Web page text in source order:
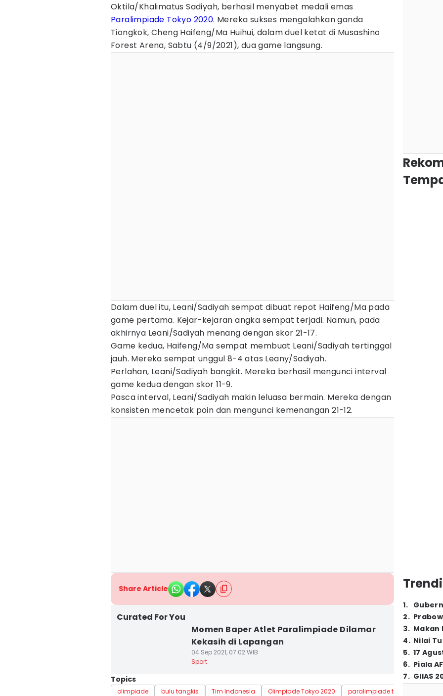
Oktila/Khalimatus Sadiyah, berhasil menyabet medali emas
Paralimpiade Tokyo 2020. Mereka sukses mengalahkan ganda
Tiongkok, Cheng Haifeng/Ma Huihui, dalam duel ketat di Musashino
Forest Arena, Sabtu (4/9/2021), dua game langsung.
Dalam duel itu, Leani/Sadiyah sempat dibuat repot Haifeng/Ma pada
game pertama. Kejar-kejaran angka sempat terjadi. Namun, pada
akhirnya Leani/Sadiyah menang dengan skor 21-17.
Game kedua, Haifeng/Ma sempat membuat Leani/Sadiyah tertinggal
jauh. Mereka sempat unggul 8-4 atas Leany/Sadiyah.
Perlahan, Leani/Sadiyah bangkit. Mereka berhasil mengunci interval
game kedua dengan skor 11-9.
Pasca interval, Leani/Sadiyah makin leluasa bermain. Mereka dengan
konsisten mencetak poin dan mengunci kemenangan 21-12.
Share Article
Curated For You
Momen Baper Atlet Paralimpiade Dilamar
Kekasih di Lapangan
04 Sep 2021, 07:02 WIB
Sport
Topics
olimpiade bulu tangkis Tim Indonesia Olimpiade Tokyo 2020 paralimpiade tokyo 2020
1.
2.
3. Makan
4. Nilai
5. 17
6. Piala
7. GIIAS